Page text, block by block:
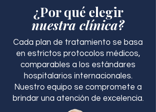
¿Por qué elegir
nuestra clínica?
Cada plan de tratamiento se basa
en estrictos protocolos médicos,
comparables a los estándares
hospitalarios internacionales.
Nuestro equipo se compromete a
brindar una atención de excelencia.